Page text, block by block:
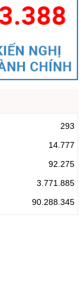
293
14.777
92.275
3.771.885
90.288.345